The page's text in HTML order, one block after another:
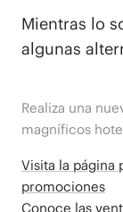
Mientras lo
algunas
Realiza una
magníficos
Visita la página
promociones
Conoce las